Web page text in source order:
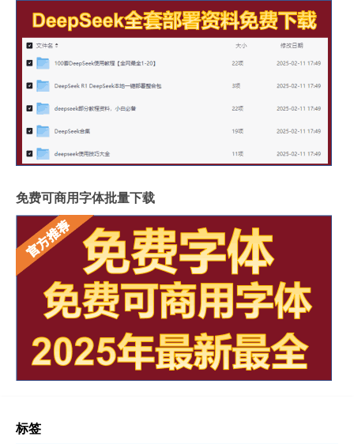
免费可商用字体批量下载
标签